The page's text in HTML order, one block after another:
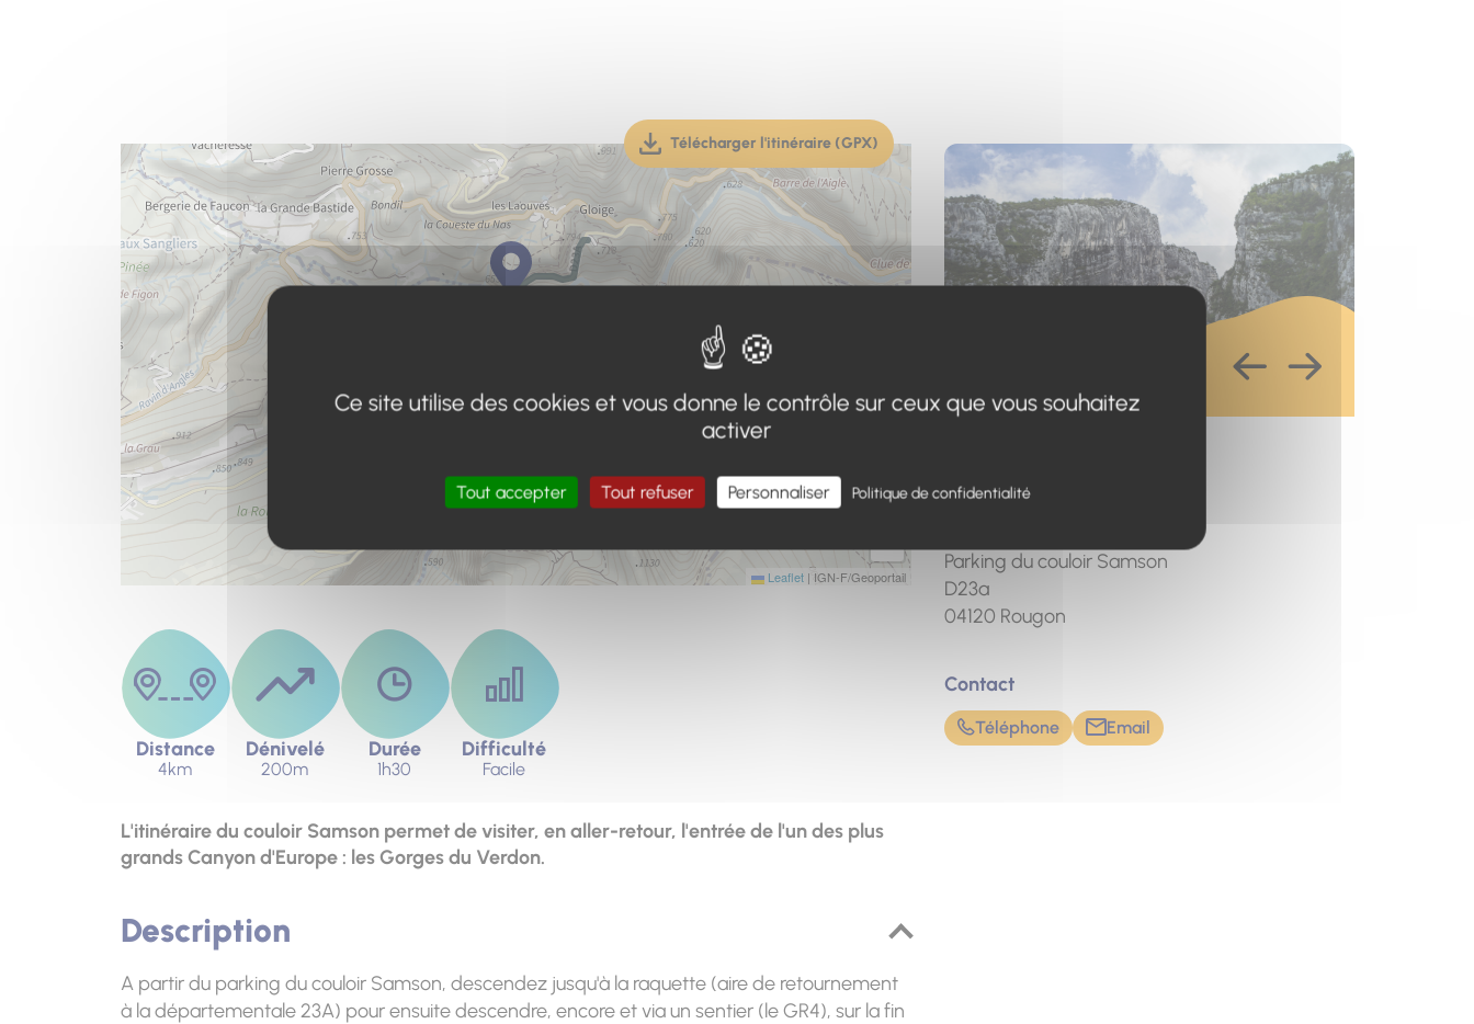
−
Leaflet | IGN-F/Geoportail
Télécharger l'itinéraire (GPX)
(téléchargement, ouverture dans un nouvel onglet)
Distance
4km
Dénivelé
200m
Durée
1h30
Difficulté
Facile
L'itinéraire du couloir Samson permet de visiter, en aller-retour, l'entrée de l'un des plus
grands Canyon d'Europe : les Gorges du Verdon.
Description
A partir du parking du couloir Samson, descendez jusqu'à la raquette (aire de retournement
à la départementale 23A) pour ensuite descendre, encore et via un sentier (le GR4), sur la fin
Point de départ
Parking du couloir Samson
D23a
04120 Rougon
Contact
Téléphone Email
Ce site utilise des cookies et vous donne le contrôle sur ceux que vous souhaitez
activer
Tout accepter Tout refuser Personnaliser Politique de confidentialité